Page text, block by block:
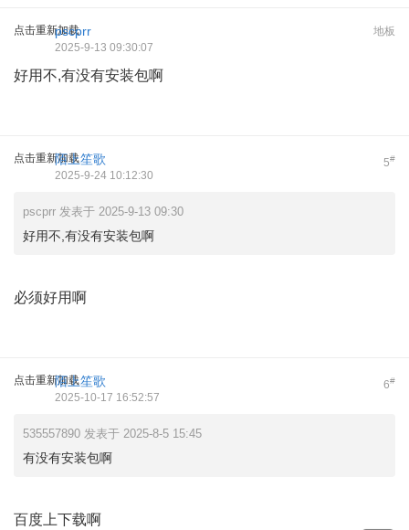
点击重新加载 地板
pscprr
2025-9-13 09:30:07
好用不,有没有安装包啊
点击重新加载 5#
陌上笙歌
2025-9-24 10:12:30
pscprr 发表于 2025-9-13 09:30
好用不,有没有安装包啊
必须好用啊
点击重新加载 6#
陌上笙歌
2025-10-17 16:52:57
535557890 发表于 2025-8-5 15:45
有没有安装包啊
百度上下载啊